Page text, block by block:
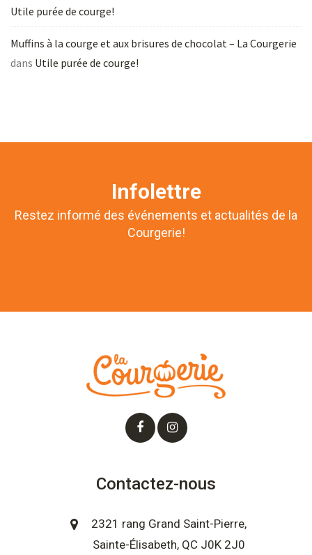
Utile purée de courge!
Muffins à la courge et aux brisures de chocolat – La Courgerie
dans Utile purée de courge!
Infolettre
Restez informé des événements et actualités de la
Courgerie!
Contactez-nous
2321 rang Grand Saint-Pierre,
Sainte-Élisabeth, QC J0K 2J0